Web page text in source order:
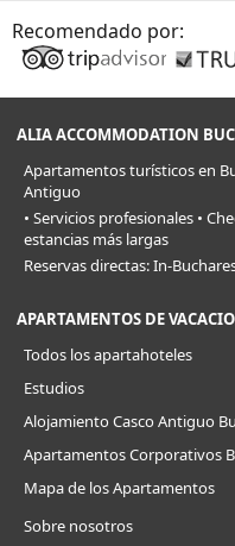
Recomendado por:
ALIA ACCOMMODATION
Apartamentos turísticos en
Antiguo
• Servicios profesionales •
estancias más largas
Reservas directas: In-
APARTAMENTOS DE
Todos los apartahoteles
Estudios
Alojamiento Casco Antiguo
Apartamentos Corporativos
Mapa de los Apartamentos
Sobre nosotros